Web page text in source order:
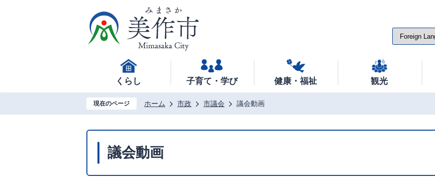
くらし 子育て・学び 健康・福祉 観光
現在のページ ホーム 市政 市議会 議会動画
議会動画